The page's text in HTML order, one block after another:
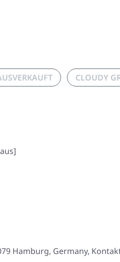
CLOUDY
Hamburg, Germany,